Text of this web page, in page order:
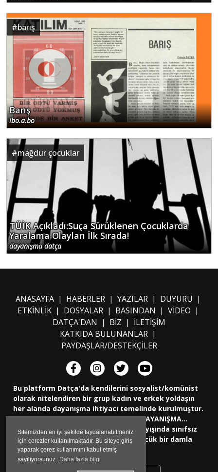
Sitemizden en iyi şekilde faydalanabilmeniz
için çerezler kullanılmaktadır. Bu siteye giriş
yaparak çerez kullanımını kabul etmiş
sayılıyorsunuz. Daha fazla bilgi
#barış
Barış
ibo.a.bo
#mağdur çocuklar
TÜİK Açıkladı:Suça Sürüklenen Çocuklarda
Yaralama Olayları İlk Sırada!
dayanışma datça
ANASAYFA| HABERLER| YAZILAR| DUYURU |
ETKİNLİK| DOSYALAR| BASINDAN | VİDEO |
DATÇA'DAN | BİZ | İLETİŞİM
KATKIDA BULUNANLAR |
PAYDAŞLAR/DESTEKÇİLER
Bu platform Datça'da kendilerini sosyalist/komünist
olarak nitelendiren bir grup kadın ve erkek yoldaşın
her alanda dayanışma ihtiyacı temelinde kurulmuştur.
Fikirde, eylemde ve sosyal yaşamda DAYANIŞMA...
İnsanlığın eşitlik, özgürlük, adalet arayışında sınıfsız
bir dünya için uzun yürüyüşünde küçücük bir damla
olmayı hedeflemektedir.